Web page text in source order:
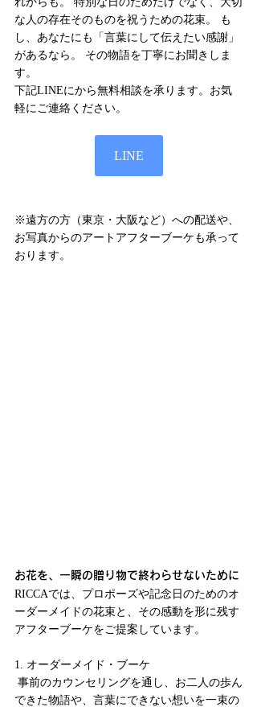
な人の存在そのものを祝うための花束。 も
し、あなたにも「言葉にして伝えたい感謝」
があるなら。 その物語を丁寧にお聞きしま
す。
下記LINEにから無料相談を承ります。お気
軽にご連絡ください。
LINE
※遠方の方（東京・大阪など）への配送や、
お写真からのアートアフターブーケも承って
おります。
お花を、一瞬の贈り物で終わらせないために
RICCAでは、プロポーズや記念日のためのオ
ーダーメイドの花束と、その感動を形に残す
アフターブーケをご提案しています。
1. オーダーメイド・ブーケ
事前のカウンセリングを通し、お二人の歩ん
できた物語や、言葉にできない想いを一束の